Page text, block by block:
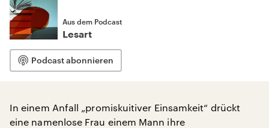
Aus dem Podcast
Lesart
Podcast abonnieren
In einem Anfall „promiskuitiver Einsamkeit“ drückt
eine namenlose Frau einem Mann ihre